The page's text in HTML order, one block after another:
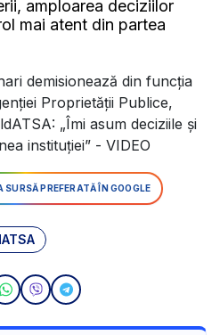
amploarea deciziilor
mai atent din partea
demisionează din funcția
Proprietății Publice,
„Îmi asum deciziile și
instituției” - VIDEO
PREFERATĂ ÎN GOOGLE